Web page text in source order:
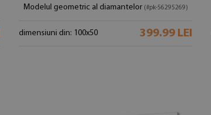
Modelul geometric al diamantelor (#pk-56295269)
dimensiuni din: 100x50 399.99 LEI